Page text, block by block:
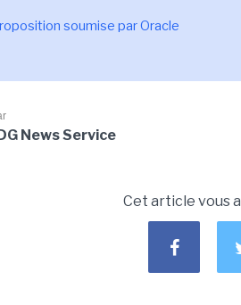
soumise par Oracle
News Service
Cet article vous